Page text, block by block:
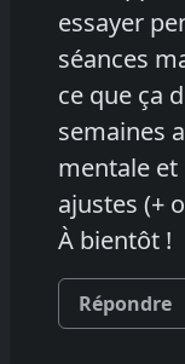
essayer
séances
ce que ça
semaines
mentale et
ajustes (+
À bientôt !
Répondre